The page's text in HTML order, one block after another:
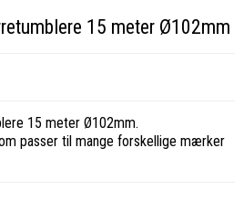
15 meter Ø102mm
15 meter Ø102mm.
passer til mange forskellige mærker